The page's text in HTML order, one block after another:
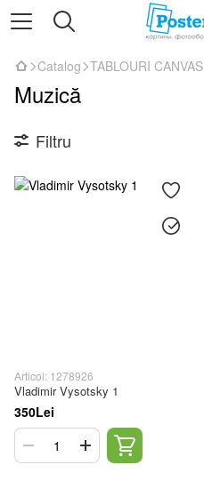
Catalog TABLOURI CANVAS
Muzică
Filtru
Articol: 1278926
Vladimir Vysotsky 1
350Lei